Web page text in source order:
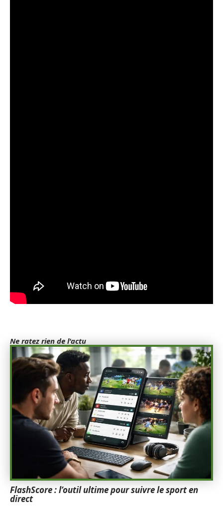
Ne ratez rien de l'actu
FlashScore : l’outil ultime pour suivre le sport en
direct